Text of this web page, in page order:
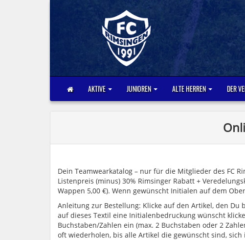
AKTIVE JUNIOREN ALTE HERREN DER
Dein Teamwearkatalog – nur für die Mitglieder des FC
Listenpreis (minus) 30% Rimsinger Rabatt +
Wappen 5,00 €). Wenn gewünscht Initialen auf dem
Anleitung zur Bestellung: Klicke auf den Artikel, den Du
auf dieses Textil eine Initialenbedruckung wünscht
Buchstaben/Zahlen ein (max. 2 Buchstaben oder 2
oft wiederholen, bis alle Artikel die gewünscht sind,